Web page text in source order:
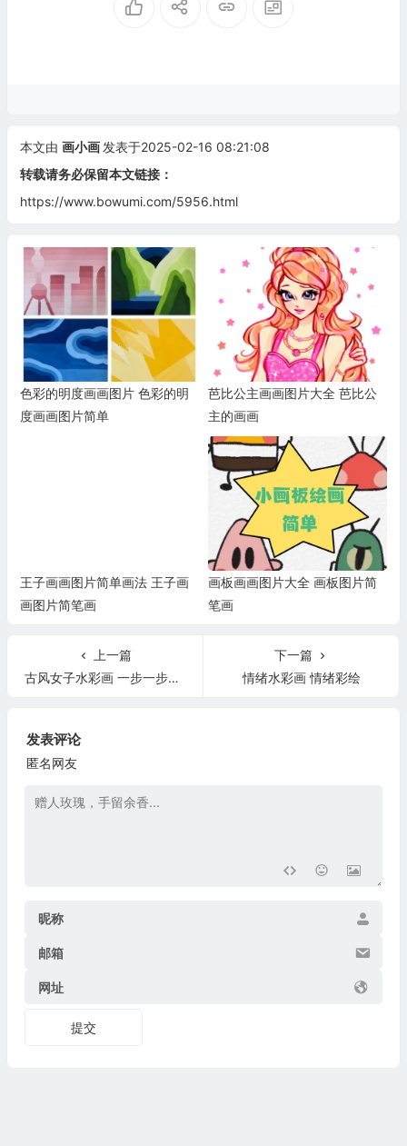
本文由 画小画 发表于2025-02-16 08:21:08
转载请务必保留本文链接：
https://www.bowumi.com/5956.html
色彩的明度画画图片 色彩的明
度画画图片简单
芭比公主画画图片大全 芭比公
主的画画
王子画画图片简单画法 王子画
画图片简笔画
画板画画图片大全 画板图片简
笔画
上一篇
古风女子水彩画 一步一步教画古风女子水彩画
下一篇
情绪水彩画 情绪彩绘
发表评论
匿名网友
昵称
邮箱
网址
提交